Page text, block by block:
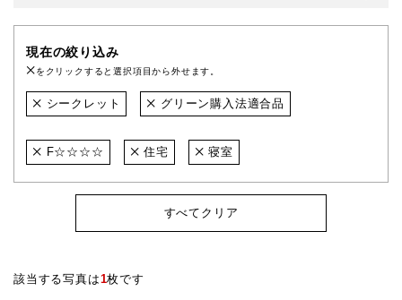
現在の絞り込み
をクリックすると選択項目から外せます。
シークレット グリーン購入法適合品
F☆☆☆☆ 住宅 寝室
すべてクリア
該当する写真は1枚です